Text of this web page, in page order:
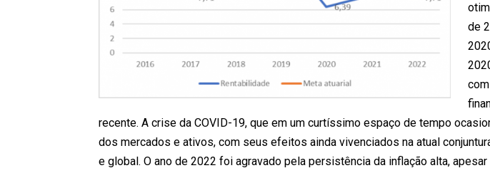
de
recente. A crise da COVID-19, que em um curtíssimo espaço de tempo
dos mercados e ativos, com seus efeitos ainda vivenciados na atual
e global. O ano de 2022 foi agravado pela persistência da inflação alta, apesar